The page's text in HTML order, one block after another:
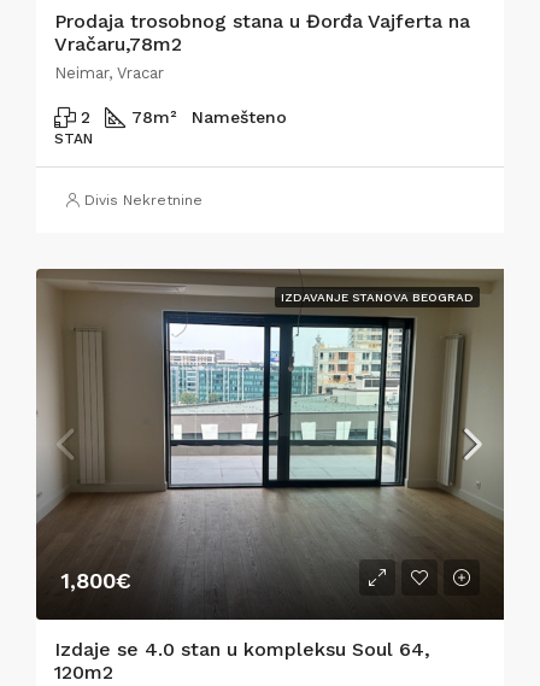
Prodaja trosobnog stana u Đorđa Vajferta na
Vračaru,78m2
Neimar, Vracar
2 78m² Namešteno
STAN
Divis Nekretnine
IZDAVANJE STANOVA BEOGRAD
1,800€
Izdaje se 4.0 stan u kompleksu Soul 64,
120m2